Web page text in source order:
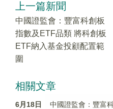
上一篇新聞
中國證監會：豐富科創板
指數及ETF品類 將科創板
ETF納入基金投顧配置範
圍
相關文章
6月18日
中國證監會：豐富